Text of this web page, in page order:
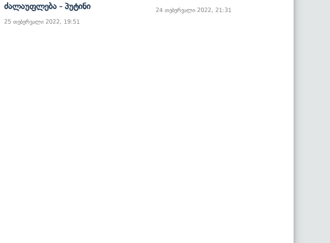
Ძალაუფლება - Პუტინი
25 თებერვალი 2022, 19:51
24 თებერვალი 2022, 21:31